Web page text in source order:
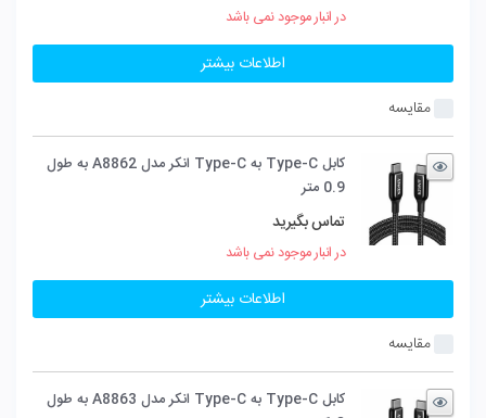
در انبار موجود نمی باشد
اطلاعات بیشتر
مقایسه
کابل Type-C به Type-C انکر مدل A8862 به طول
0.9 متر
تماس بگیرید
در انبار موجود نمی باشد
اطلاعات بیشتر
مقایسه
کابل Type-C به Type-C انکر مدل A8863 به طول